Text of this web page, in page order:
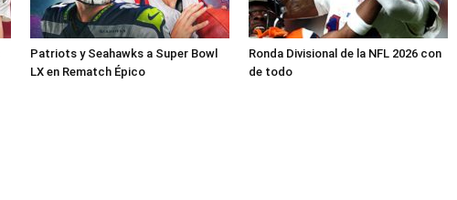
Patriots y Seahawks a Super Bowl
LX en Rematch Épico
Ronda Divisional de la NFL 2026 con
de todo